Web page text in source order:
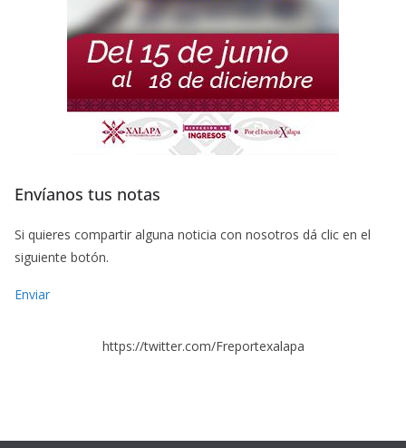
Envíanos tus notas
Si quieres compartir alguna noticia con nosotros dá clic en el
siguiente botón.
Enviar
https://twitter.com/Freportexalapa